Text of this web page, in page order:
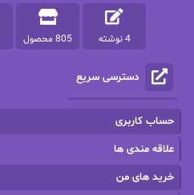
پروانه قدیمی
پریسا شکور(طوفان خاموش)
پنلوپه وارد
تاران
4 نوشته 805 محصول
دسترسی سریع
حساب کاربری
علاقه مندی ها
خرید های من